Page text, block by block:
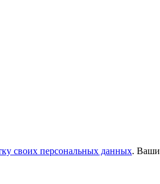
своих персональных данных. Ваши